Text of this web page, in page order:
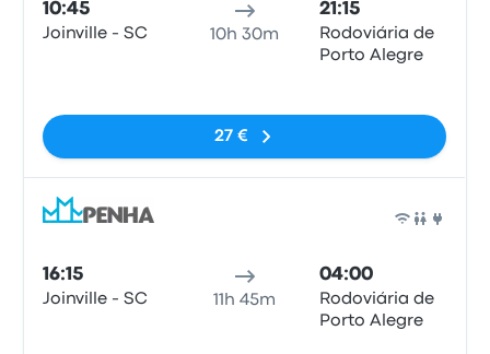
10:45
Joinville - SC 10h 30m
21:15
Rodoviária de
Porto Alegre
27 €
16:15
Joinville - SC 11h 45m
04:00
Rodoviária de
Porto Alegre